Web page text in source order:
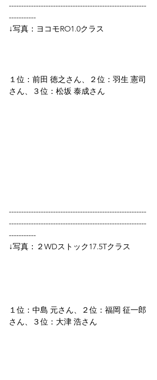
--------------------------------------------------------
-----------
↓写真：ヨコモRO1.0クラス
１位：前田 徳之さん、２位：羽生 憲司
さん、３位：松坂 泰成さん
--------------------------------------------------------
--------------------------------------------------------
-----------
↓写真：２WDストック17.5Tクラス
１位：中島 元さん、２位：福岡 征一郎
さん、３位：大津 浩さん